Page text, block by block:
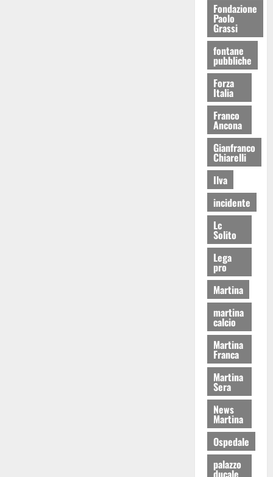
Fondazione
Paolo
Grassi
fontane
pubbliche
Forza
Italia
Franco
Ancona
Gianfranco
Chiarelli
Ilva
incidente
Lc
Solito
Lega
pro
Martina
martina
calcio
Martina
Franca
Martina
Sera
News
Martina
Ospedale
palazzo
ducale